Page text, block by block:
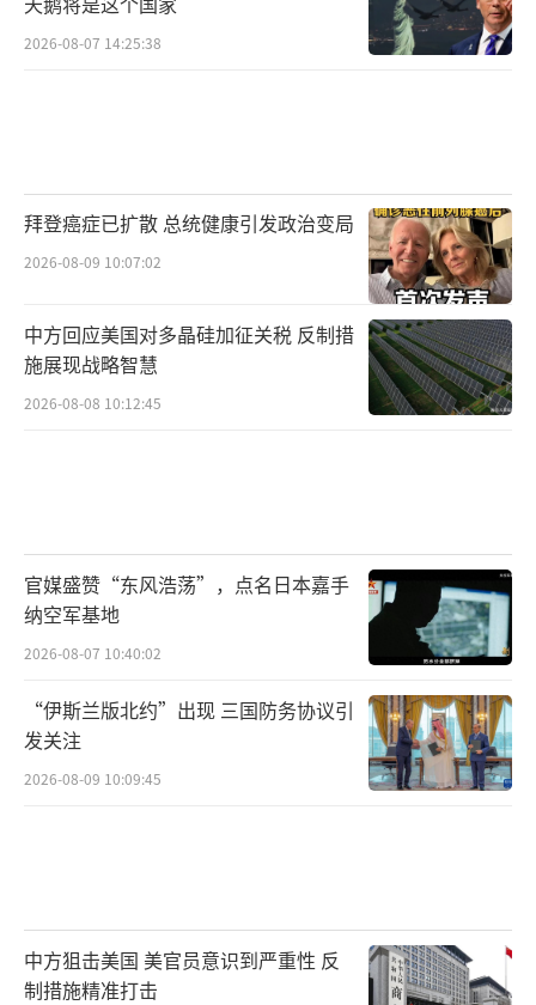
2026-08-07 14:25:38
拜登癌症已扩散 总统健康引发政治变局
2026-08-09 10:07:02
中方回应美国对多晶硅加征关税 反制措
施展现战略智慧
2026-08-08 10:12:45
官媒盛赞“东风浩荡”，点名日本嘉手
纳空军基地
2026-08-07 10:40:02
“伊斯兰版北约”出现 三国防务协议引
发关注
2026-08-09 10:09:45
中方狙击美国 美官员意识到严重性 反
制措施精准打击